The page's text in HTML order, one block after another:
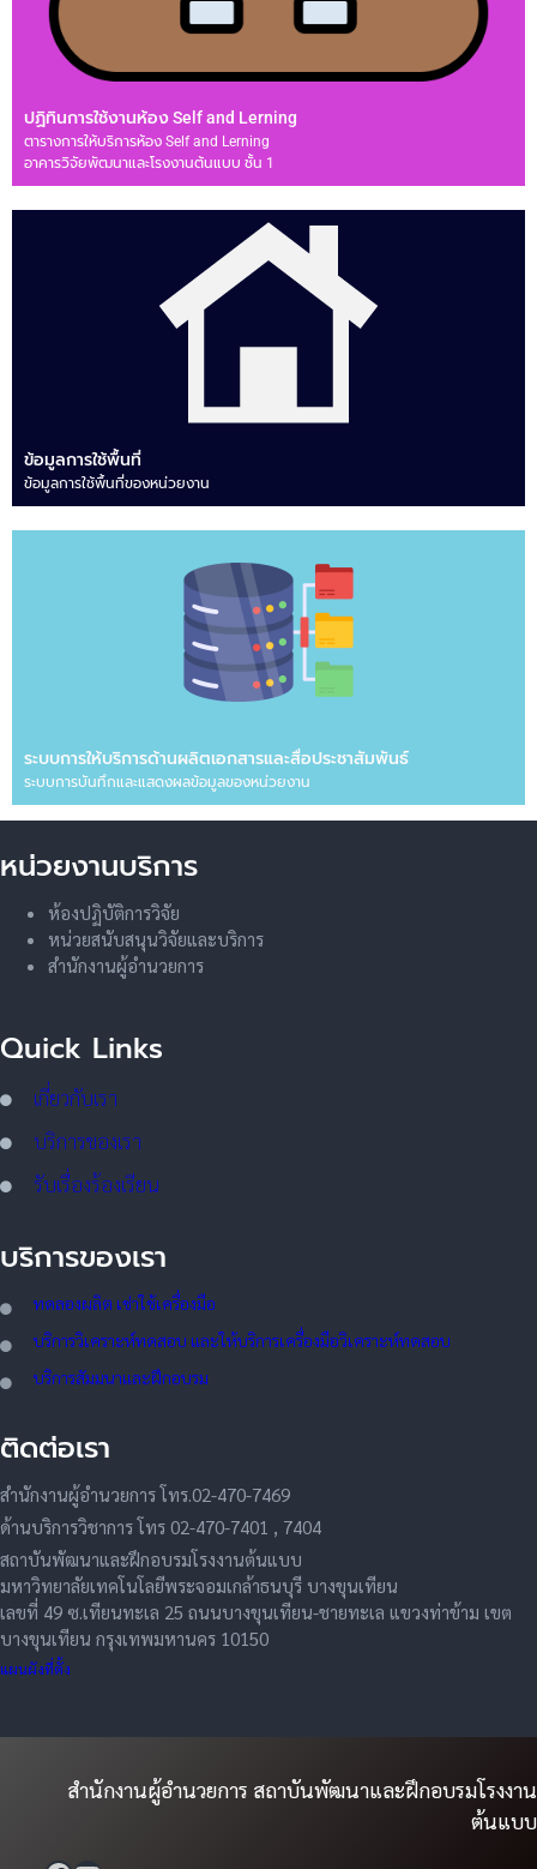
ปฏิทินการใช้งานห้อง Self and Lerning
ตารางการให้บริการห้อง Self and Lerning
อาคารวิจัยพัฒนาและโรงงานต้นแบบ ชั้น 1
ข้อมูลการใช้พื้นที่
ข้อมูลการใช้พื้นที่ของหน่วยงาน
ระบบการให้บริการด้านผลิตเอกสารและสื่อประชาสัมพันธ์
ระบบการบันทึกและแสดงผลข้อมูลของหน่วยงาน
หน่วยงานบริการ
ห้องปฏิบัติการวิจัย
หน่วยสนับสนุนวิจัยและบริการ
สำนักงานผู้อำนวยการ
Quick Links
เกี่ยวกับเรา
บริการของเรา
รับเรื่องร้องเรียน
บริการของเรา
ทดลองผลิต เช่าใช้เครื่องมือ
บริการวิเคราะห์ทดสอบ และให้บริการเครื่องมือวิเคราะห์ทดสอบ
บริการสัมมนาและฝึกอบรม
ติดต่อเรา
สำนักงานผู้อำนวยการ โทร.02-470-7469
ด้านบริการวิชาการ โทร 02-470-7401 , 7404
สถาบันพัฒนาและฝึกอบรมโรงงานต้นแบบ
มหาวิทยาลัยเทคโนโลยีพระจอมเกล้าธนบุรี บางขุนเทียน
เลขที่ 49 ซ.เทียนทะเล 25 ถนนบางขุนเทียน-ชายทะเล แขวงท่าข้าม เขต
บางขุนเทียน กรุงเทพมหานคร 10150
แผนผังที่ตั้ง
สำนักงานผู้อำนวยการ สถาบันพัฒนาและฝึกอบรมโรงงาน
ต้นแบบ